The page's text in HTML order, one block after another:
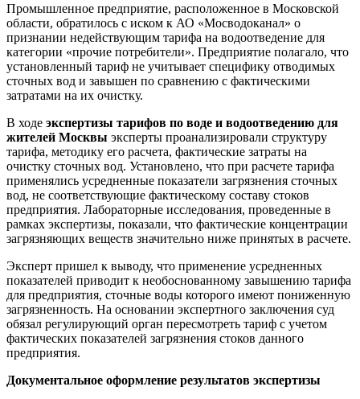
Промышленное предприятие, расположенное в Московской
области, обратилось с иском к АО «Мосводоканал» о
признании недействующим тарифа на водоотведение для
категории «прочие потребители». Предприятие полагало, что
установленный тариф не учитывает специфику отводимых
сточных вод и завышен по сравнению с фактическими
затратами на их очистку.
В ходе экспертизы тарифов по воде и водоотведению для
жителей Москвы эксперты проанализировали структуру
тарифа, методику его расчета, фактические затраты на
очистку сточных вод. Установлено, что при расчете тарифа
применялись усредненные показатели загрязнения сточных
вод, не соответствующие фактическому составу стоков
предприятия. Лабораторные исследования, проведенные в
рамках экспертизы, показали, что фактические концентрации
загрязняющих веществ значительно ниже принятых в расчете.
Эксперт пришел к выводу, что применение усредненных
показателей приводит к необоснованному завышению тарифа
для предприятия, сточные воды которого имеют пониженную
загрязненность. На основании экспертного заключения суд
обязал регулирующий орган пересмотреть тариф с учетом
фактических показателей загрязнения стоков данного
предприятия.
Документальное оформление результатов экспертизы